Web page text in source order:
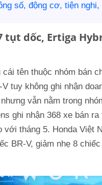
số, động cơ, tiện nghi,
tụt dốc, Ertiga
tên thuộc nhóm bán
V tuy không ghi nhận
vẫn nằm trong
ghi nhận 368 xe bán
với tháng 5. Honda Việt
BR-V, giảm nhẹ 8